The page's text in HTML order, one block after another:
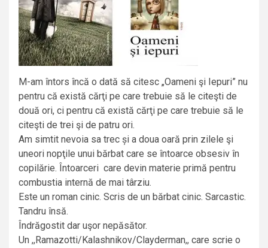
M-am întors încă o dată să citesc „Oameni şi Iepuri” nu
pentru că există cărţi pe care trebuie să le citeşti de
două ori, ci pentru că există cărţi pe care trebuie să le
citeşti de trei şi de patru ori.
Am simtit nevoia sa trec și a doua oară prin zilele şi
uneori nopţile unui bărbat care se întoarce obsesiv în
copilărie. Întoarceri care devin materie primă pentru
combustia internă de mai târziu.
Este un roman cinic. Scris de un bărbat cinic. Sarcastic.
Tandru însă.
Îndrăgostit dar uşor nepăsător.
Un ,,Ramazotti/Kalashnikov/Clayderman,, care scrie o